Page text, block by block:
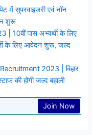
में सुपरवाइजरी एवं नॉन
शुरू
10वीं पास अभ्यर्थी के लिए
के लिए आवेदन शुरू, जल्द
2023 | बिहार
की होगी जल्द बहाली
Join Now